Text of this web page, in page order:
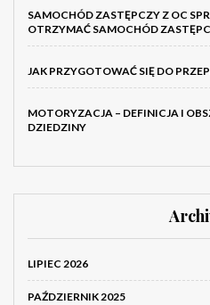
SAMOCHÓD ZASTĘPCZY Z OC
OTRZYMAĆ SAMOCHÓD
JAK PRZYGOTOWAĆ SIĘ DO
MOTORYZACJA – DEFINICJA I
DZIEDZINY
LIPIEC 2026
PAŹDZIERNIK 2025